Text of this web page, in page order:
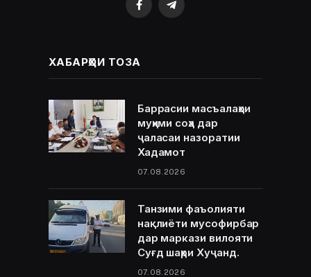
FacebookTelegram
ХАБАРҲОИ ТОЗА
Баррасии масъалаҳои
муҳими соҳа дар
ҷаласаи назоратии
Хадамот
07.08.2026
Танзими фаъолияти
нақлиёти мусофирбар
дар маркази вилояти
Суғд шаҳри Хуҷанд.
07.08.2026